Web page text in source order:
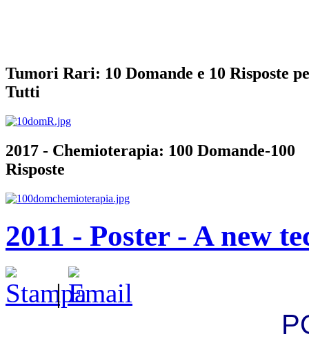
Tumori Rari: 10 Domande e 10 Risposte
Tutti
2017 - Chemioterapia: 100 Domande-100
Risposte
2011 - Poster - A new
|